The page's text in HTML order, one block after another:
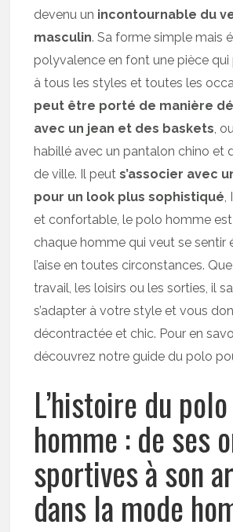
devenu un incontournable du
masculin. Sa forme simple mais
polyvalence en font une pièce qui
à tous les styles et toutes les
peut être porté de manière
avec un jean et des baskets ,
habillé avec un pantalon chino et
de ville. Il peuts’associer avec
pour un look plus sophistiqué
et confortable, le polo homme
chaque homme qui veut se sentir
l’aise en toutes circonstances.
travail, les loisirs ou les sorties, il
s’adapter à votre style et vous
décontractée et chic. Pour en
découvrez notre guide du polo
L’histoire du
homme : de ses
sportives à son
dans la mode